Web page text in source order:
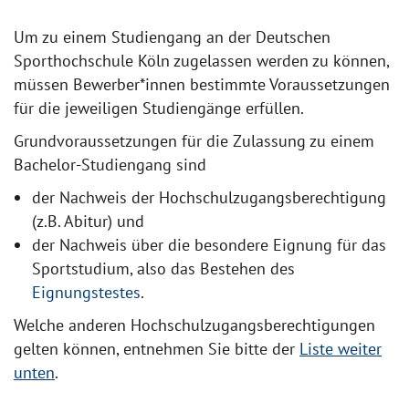
Um zu einem Studiengang an der Deutschen
Sporthochschule Köln zugelassen werden zu können,
müssen Bewerber*innen bestimmte Voraussetzungen
für die jeweiligen Studiengänge erfüllen.
Grundvoraussetzungen für die Zulassung zu einem
Bachelor-Studiengang sind
der Nachweis der Hochschulzugangsberechtigung
(z.B. Abitur) und
der Nachweis über die besondere Eignung für das
Sportstudium, also das Bestehen des
Eignungstestes.
Welche anderen Hochschulzugangsberechtigungen
gelten können, entnehmen Sie bitte der Liste weiter
unten.